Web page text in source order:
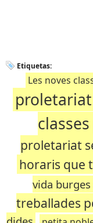
Etiquetas:
Les noves
proletariat
horaris que
vida burges
treballades